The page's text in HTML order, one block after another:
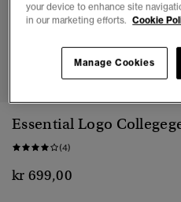
1 2
Essential Logo
(4)
kr 699,00
your device to enhance site
in our marketing efforts. Cookie
Manage Cookies